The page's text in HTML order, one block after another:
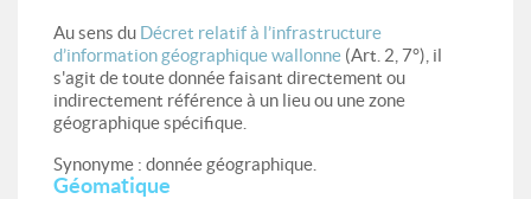
Au sens du Décret relatif à l’infrastructure
d’information géographique wallonne (Art. 2, 7°), il
s'agit de toute donnée faisant directement ou
indirectement référence à un lieu ou une zone
géographique spécifique.
Synonyme : donnée géographique.
Géomatique